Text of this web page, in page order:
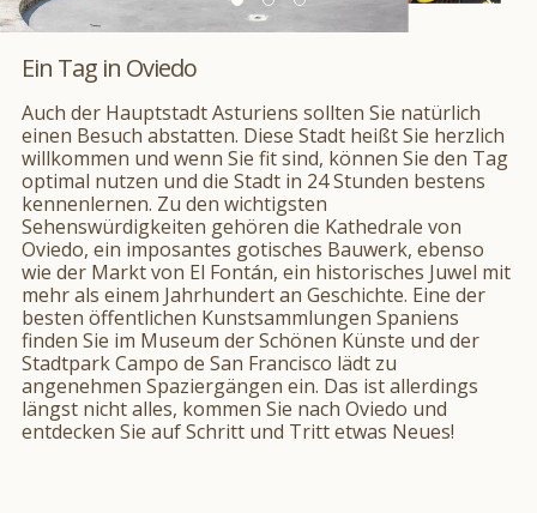
Ein Tag in Oviedo
Auch der Hauptstadt Asturiens sollten Sie natürlich
einen Besuch abstatten. Diese Stadt heißt Sie herzlich
willkommen und wenn Sie fit sind, können Sie den Tag
optimal nutzen und die Stadt in 24 Stunden bestens
kennenlernen. Zu den wichtigsten
Sehenswürdigkeiten gehören die Kathedrale von
Oviedo, ein imposantes gotisches Bauwerk, ebenso
wie der Markt von El Fontán, ein historisches Juwel mit
mehr als einem Jahrhundert an Geschichte. Eine der
besten öffentlichen Kunstsammlungen Spaniens
finden Sie im Museum der Schönen Künste und der
Stadtpark Campo de San Francisco lädt zu
angenehmen Spaziergängen ein. Das ist allerdings
längst nicht alles, kommen Sie nach Oviedo und
entdecken Sie auf Schritt und Tritt etwas Neues!